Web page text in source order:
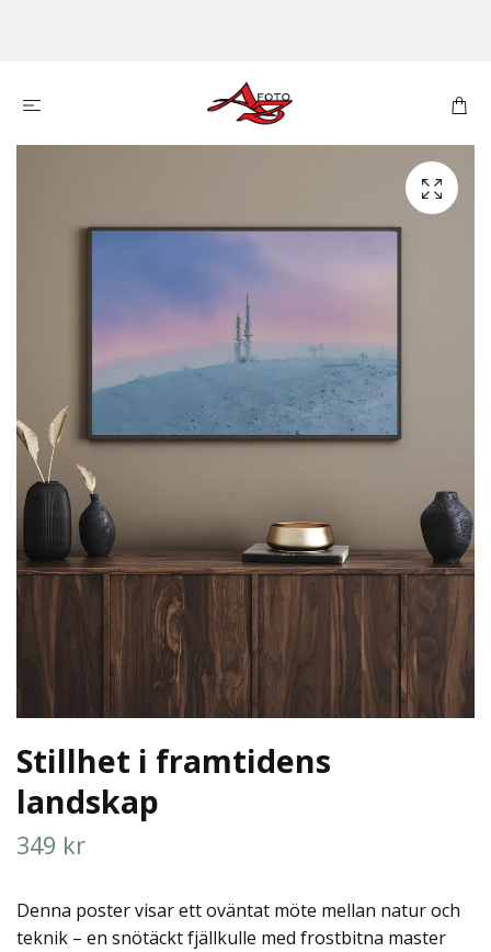
Stillhet i framtidens
landskap
349 kr
Denna poster visar ett oväntat möte mellan natur och
teknik – en snötäckt fjällkulle med frostbitna master